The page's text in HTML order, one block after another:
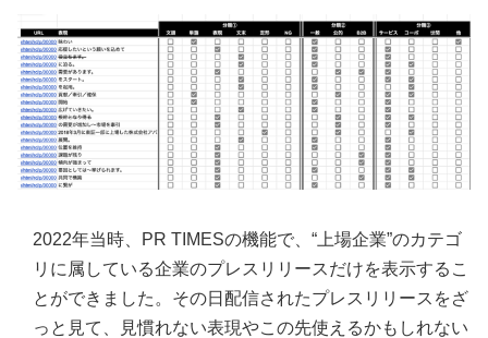
2022年当時、PR TIMESの機能で、“上場企業”のカテゴ
リに属している企業のプレスリリースだけを表示するこ
とができました。その日配信されたプレスリリースをざ
っと見て、見慣れない表現やこの先使えるかもしれない